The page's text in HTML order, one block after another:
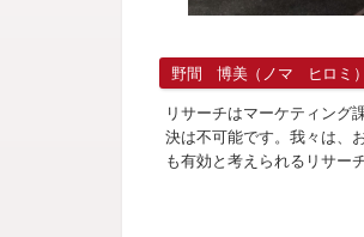
野間 博美（ノマ ヒロミ）
リサーチはマーケティング
決は不可能です。我々は、
も有効と考えられるリサー